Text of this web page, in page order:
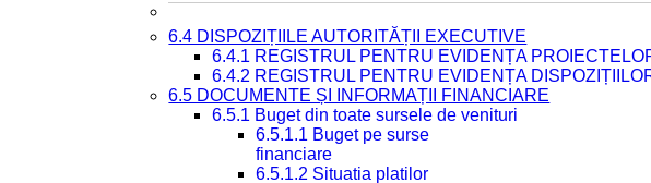
6.4 DISPOZIȚIILE AUTORITĂȚII EXECUTIVE
6.4.1 REGISTRUL PENTRU EVIDENȚA
6.4.2 REGISTRUL PENTRU EVIDENȚA
6.5 DOCUMENTE ȘI INFORMAȚII FINANCIARE
6.5.1 Buget din toate sursele de venituri
6.5.1.1 Buget pe surse
financiare
6.5.1.2 Situatia platilor